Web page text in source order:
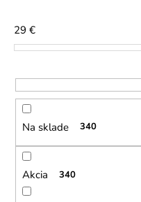
n
i
p
r
o
d
u
k
29 €
Na sklade 340
Akcia 340
j
e
e
n
á
j
s